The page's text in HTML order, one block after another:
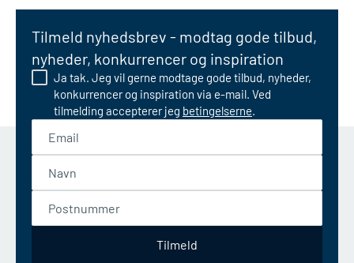
Tilmeld nyhedsbrev - modtag gode tilbud,
nyheder, konkurrencer og inspiration
Ja tak. Jeg vil gerne modtage gode tilbud, nyheder,
konkurrencer og inspiration via e-mail. Ved
tilmelding accepterer jeg betingelserne.
Tilmeld